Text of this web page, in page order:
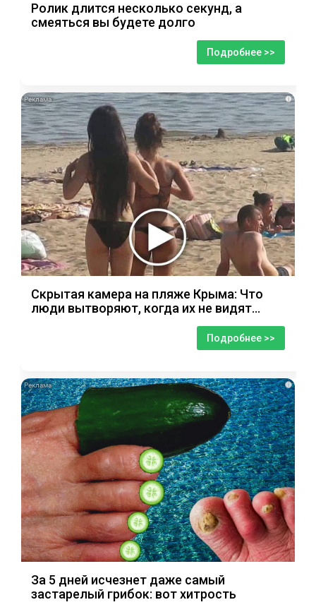
Ролик длится несколько секунд, а
смеяться вы будете долго
Подробнее >>
i
Скрытая камера на пляже Крыма: Что
люди вытворяют, когда их не видят...
Подробнее >>
i
За 5 дней исчезнет даже самый
застарелый грибок: вот хитрость